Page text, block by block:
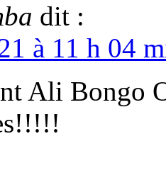
dit :
à 11 h 04
Ali Bongo